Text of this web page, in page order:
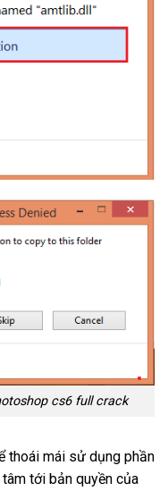
cs6 full crack
thoái mái sử dụng phần
tới bản quyền của